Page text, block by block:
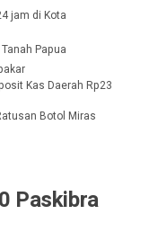
jam di Kota
Papua
Kas Daerah Rp23
Botol Miras
Paskibra